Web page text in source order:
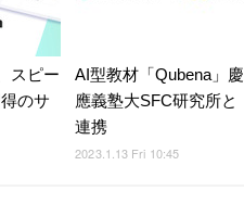
スピー
のサ
AI型教材「Qubena」慶
應義塾大SFC研究所と
連携
2023.1.13 Fri 10:45